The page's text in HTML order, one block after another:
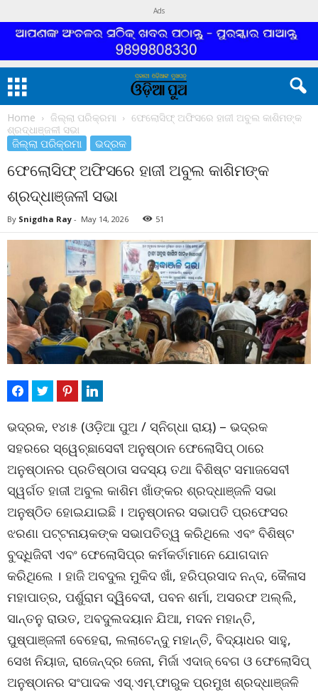
Ads
Home ଜିଲ୍ଲା ପରିକ୍ରମା
ଫେଲୋସିଫ୍ ଅଫିସରେ ହାଜୀ ଅବୁଲ କାଶିମଙ୍କ
ଶ୍ରଦ୍ଧାଞ୍ଜଳୀ ସଭା
ଜିଲ୍ଲା ପରିକ୍ରମା ଭଦ୍ରକ
ଫେଲୋସିଫ୍ ଅଫିସରେ ହାଜୀ ଅବୁଲ କାଶିମଙ୍କ
ଶ୍ରଦ୍ଧାଞ୍ଜଳୀ ସଭା
By Snigdha Ray - May 14, 2026 51
ଭଦ୍ରକ, ୧୪ା୫ (ଓଡ଼ିଆ ପୁଅ / ସ୍ନିଗ୍ଧା ରାୟ) – ଭଦ୍ରକ
ସହରରେ ସ୍ୱେଚ୍ଛାସେବୀ ଅନୁଷ୍ଠାନ ଫେଲୋସିପ୍ ଠାରେ
ଅନୁଷ୍ଠାନର ପ୍ରତିଷ୍ଠାତା ସଦସ୍ୟ ତଥା ବିଶିଷ୍ଟ ସମାଜସେବୀ
ସ୍ୱର୍ଗତ ହାଜୀ ଅବୁଲ କାଶିମ ଖାଁଙ୍କର ଶ୍ରଦ୍ଧାଞ୍ଜଳି ସଭା
ଅନୁଷ୍ଠିତ ହୋଇଯାଇଛି । ଅନୁଷ୍ଠାନର ସଭାପତି ପ୍ରଫେସର
ଝରଣା ପଟ୍ଟନାୟକଙ୍କ ସଭାପତିତ୍ୱ କରିଥିଲେ ଏବଂ ବିଶିଷ୍ଟ
ବୁଦ୍ଧିଜିବୀ ଏବଂ ଫେଲୋସିପ୍‌ର କର୍ମକର୍ତାମାନେ ଯୋଗଦାନ
କରିଥିଲେ । ହାଜି ଅବଦୁଲ ମୁକିଦ ଖାଁ, ହରିପ୍ରସାଦ ନନ୍ଦ, କୈଳାସ
ମହାପାତ୍ର, ପର୍ଶୁରାମ ଦ୍ୱିବେଦୀ, ପବନ ଶର୍ମା, ଅସରଫ ଅଲ୍ଲି,
ସାନ୍ତନୁ ରାଉତ, ଅବଦୁଲଦୟାନ ଯିଆ, ମଦନ ମହାନ୍ତି,
ପୁଷ୍ପାଞ୍ଜଳୀ ବେହେରା, ଲଲାଟେନ୍ଦୁ ମହାନ୍ତି, ବିଦ୍ୟାଧର ସାହୁ,
ସେଖ ନିୟାଜ, ରାଜେନ୍ଦ୍ର ଜେନା, ମିର୍ଜା ଏଦାଜ୍ ବେଗ ଓ ଫେଲୋସିପ୍
ଅନୁଷ୍ଠାନର ସଂପାଦକ ଏସ୍‌.ଏମ୍‌.ଫାରୁକ ପ୍ରମୁଖ ଶ୍ରଦ୍ଧାଞ୍ଜଳି